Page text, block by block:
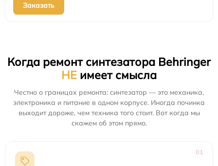
Заказать
Когда ремонт синтезатора Behringer
НЕ имеет смысла
Честно о границах ремонта: синтезатор — это механика,
электроника и питание в одном корпусе. Иногда починка
выходит дороже, чем техника того стоит. Вот когда мы
скажем об этом прямо.
01